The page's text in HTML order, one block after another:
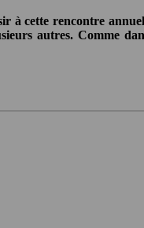
cette rencontre
autres. Comme